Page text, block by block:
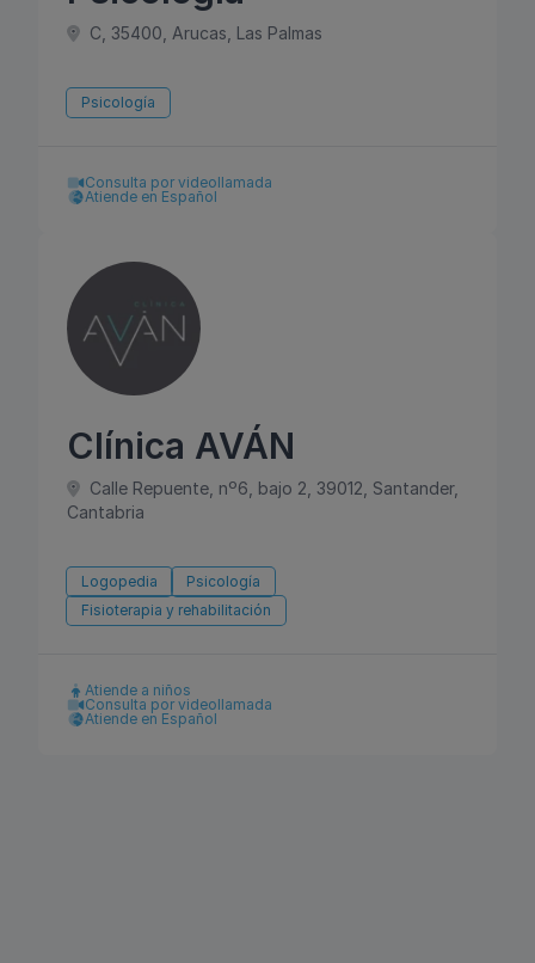
C, 35400, Arucas, Las Palmas
Psicología
Consulta por videollamada
Atiende en Español
Clínica AVÁN
Calle Repuente, nº6, bajo 2, 39012, Santander,
Cantabria
Logopedia
Psicología
Fisioterapia y rehabilitación
Atiende a niños
Consulta por videollamada
Atiende en Español